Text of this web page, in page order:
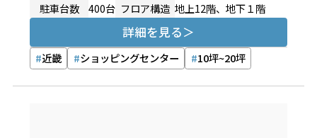
駐車台数
400台 フロア構造 地上12階、地下１階
詳細を見る
近畿 ショッピングセンター 10坪~20坪